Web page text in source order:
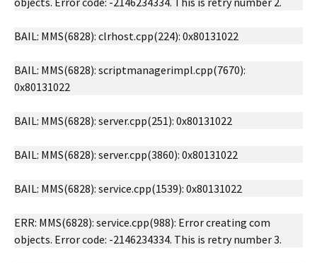
BAIL: MMS(6828): clrhost.cpp(224): 0x80131022
BAIL: MMS(6828): scriptmanagerimpl.cpp(7670):
0x80131022
BAIL: MMS(6828): server.cpp(251): 0x80131022
BAIL: MMS(6828): server.cpp(3860): 0x80131022
BAIL: MMS(6828): service.cpp(1539): 0x80131022
ERR: MMS(6828): service.cpp(988): Error creating com
objects. Error code: -2146234334. This is retry number 3.